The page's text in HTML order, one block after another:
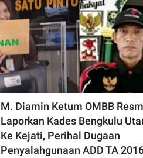
M. Diamin Ketum OMBB
Laporkan Kades Bengkulu
Ke Kejati, Perihal Dugaan
Penyalahgunaan ADD TA